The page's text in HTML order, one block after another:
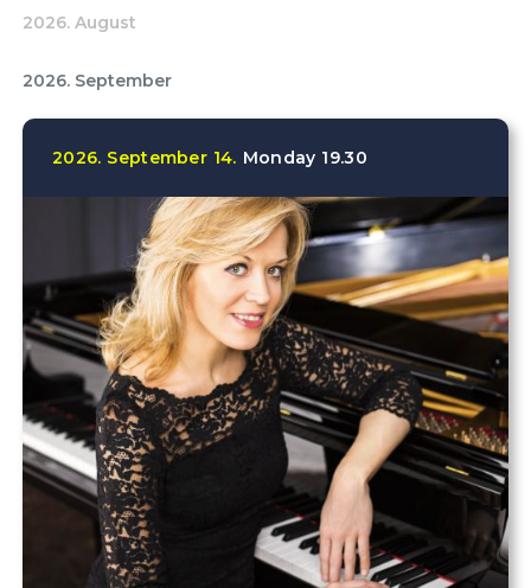
2026. August
2026. September
2026. September 14. Monday 19.30